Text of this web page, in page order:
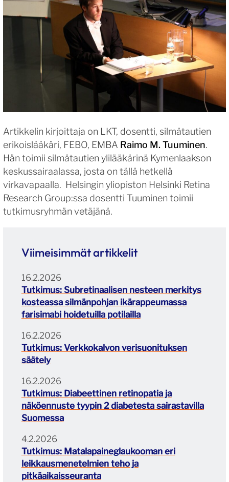
Artikkelin kirjoittaja on LKT, dosentti, silmätautien
erikoislääkäri, FEBO, EMBA Raimo M. Tuuminen.
Hän toimii silmätautien ylilääkärinä Kymenlaakson
keskussairaalassa, josta on tällä hetkellä
virkavapaalla. Helsingin yliopiston Helsinki Retina
Research Group:ssa dosentti Tuuminen toimii
tutkimusryhmän vetäjänä.
Viimeisimmät artikkelit
Tutkimus: Subretinaalisen nesteen merkitys
kosteassa silmänpohjan ikärappeumassa
farisimabi hoidetuilla potilailla
16.2.2026
Tutkimus: Verkkokalvon verisuonituksen
säätely
16.2.2026
Tutkimus: Diabeettinen retinopatia ja
näköennuste tyypin 2 diabetesta sairastavilla
Suomessa
16.2.2026
Tutkimus: Matalapaineglaukooman eri
leikkausmenetelmien teho ja
pitkäaikaisseuranta
4.2.2026